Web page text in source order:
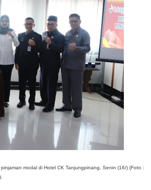
modal di Hotel CK Tanjungpinang, Senin (16/) (Foto :